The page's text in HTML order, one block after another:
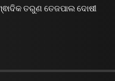
ତରୁଣ ତେଜପାଲ ଦୋଷୀ